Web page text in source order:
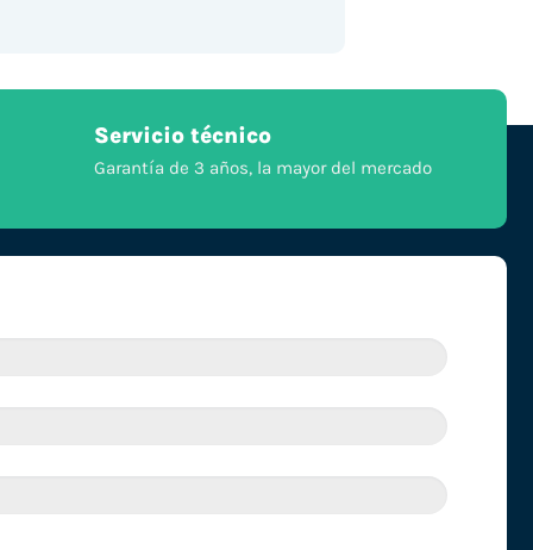
Servicio técnico
Garantía de 3 años, la mayor del mercado